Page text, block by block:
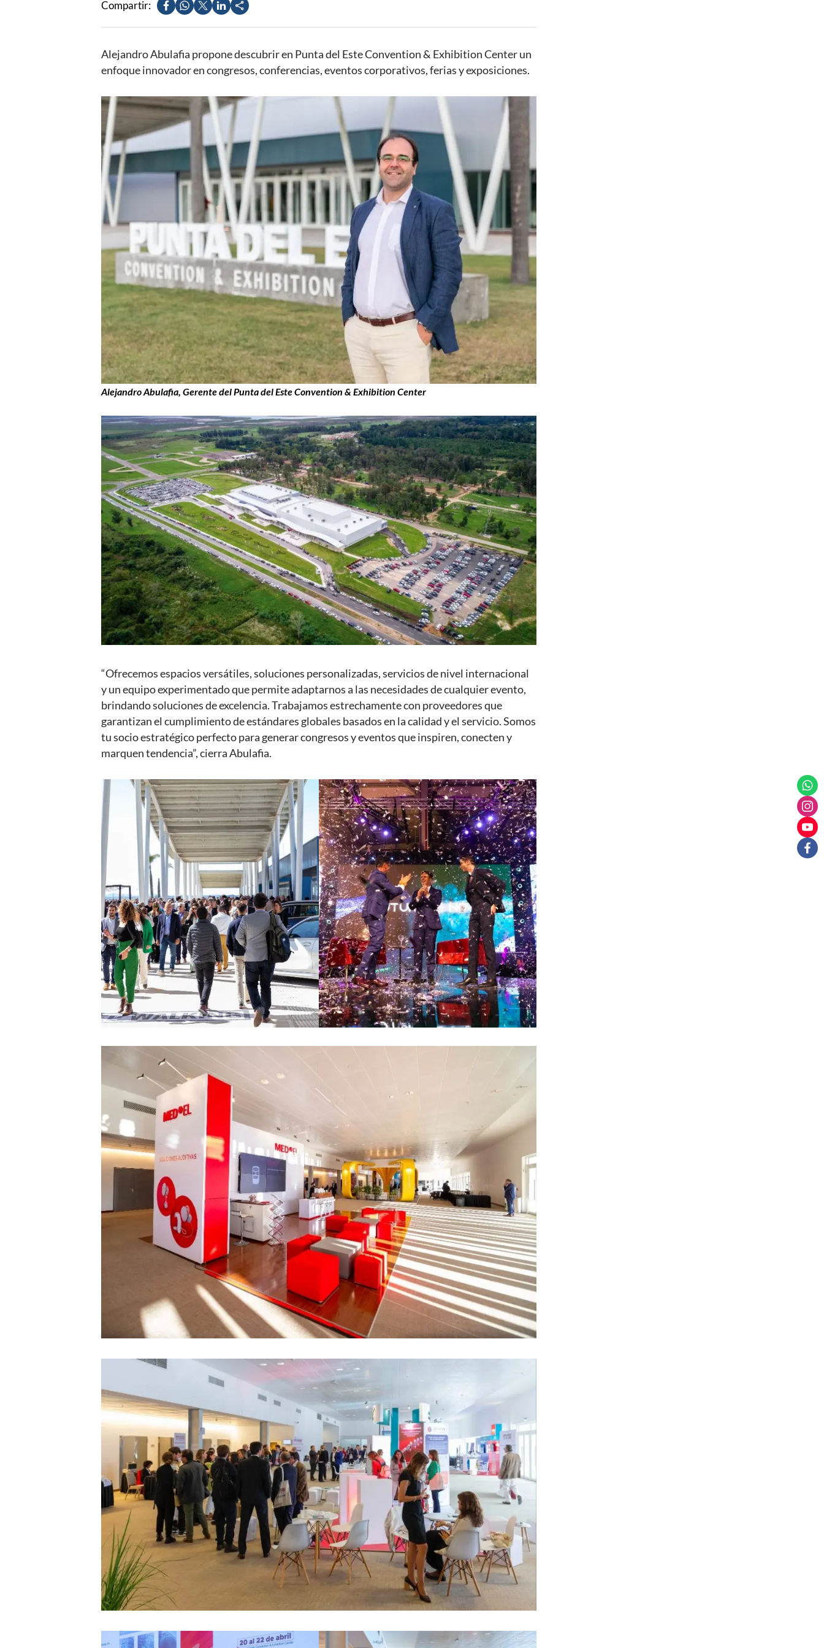
Compartir:
Alejandro Abulafia propone descubrir en Punta del Este Convention & Exhibition Center un
enfoque innovador en congresos, conferencias, eventos corporativos, ferias y exposiciones.
Alejandro Abulafia, Gerente del Punta del Este Convention & Exhibition Center
“Ofrecemos espacios versátiles, soluciones personalizadas, servicios de nivel internacional
y un equipo experimentado que permite adaptarnos a las necesidades de cualquier evento,
brindando soluciones de excelencia. Trabajamos estrechamente con proveedores que
garantizan el cumplimiento de estándares globales basados en la calidad y el servicio. Somos
tu socio estratégico perfecto para generar congresos y eventos que inspiren, conecten y
marquen tendencia”, cierra Abulafia.